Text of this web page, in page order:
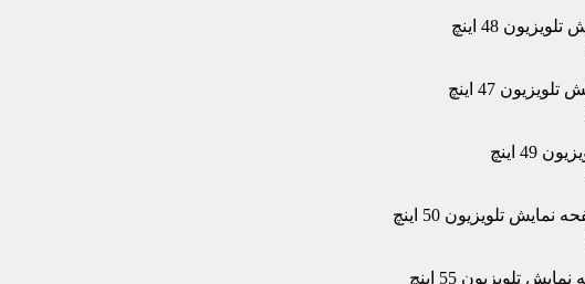
48 اینچ
47 اینچ
اینچ
تلویزیون 50 اینچ
تلویزیون 55 اینچ